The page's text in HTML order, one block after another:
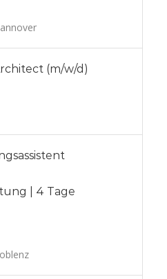
(m/w/d)
| 4 Tage